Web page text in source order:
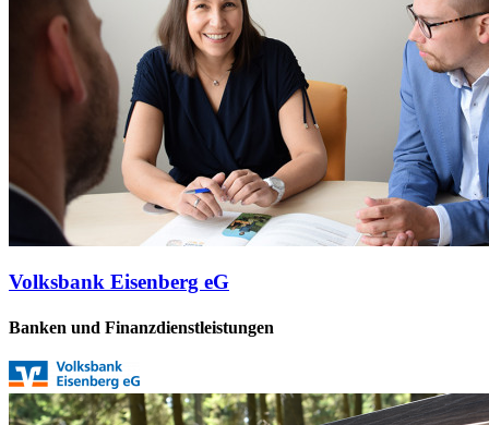
Volksbank Eisenberg eG
Banken und Finanzdienstleistungen